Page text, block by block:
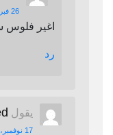
26 فبراير، 2022 الساعة 7:52 م
اغير فلوس
رد
يقول
17 نوفمبر، 2021 الساعة 1:24 م